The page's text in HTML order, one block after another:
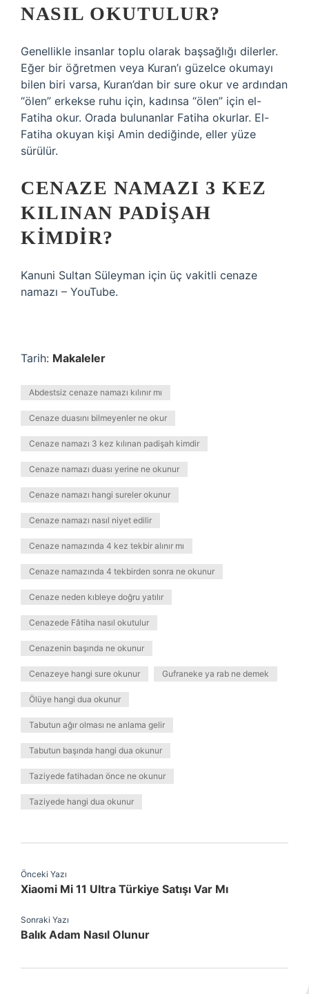
NASIL OKUTULUR?
Genellikle insanlar toplu olarak başsağlığı dilerler.
Eğer bir öğretmen veya Kuran’ı güzelce okumayı
bilen biri varsa, Kuran’dan bir sure okur ve ardından
“ölen” erkekse ruhu için, kadınsa “ölen” için el-
Fatiha okur. Orada bulunanlar Fatiha okurlar. El-
Fatiha okuyan kişi Amin dediğinde, eller yüze
sürülür.
CENAZE NAMAZI 3 KEZ
KILINAN PADIŞAH
KIMDIR?
Kanuni Sultan Süleyman için üç vakitli cenaze
namazı – ​​YouTube.
Tarih: Makaleler
Abdestsiz cenaze namazı kılınır mı
Cenaze duasını bilmeyenler ne okur
Cenaze namazı 3 kez kılınan padişah kimdir
Cenaze namazı duası yerine ne okunur
Cenaze namazı hangi sureler okunur
Cenaze namazı nasıl niyet edilir
Cenaze namazında 4 kez tekbir alınır mı
Cenaze namazında 4 tekbirden sonra ne okunur
Cenaze neden kıbleye doğru yatılır
Cenazede Fâtiha nasıl okutulur
Cenazenin başında ne okunur
Cenazeye hangi sure okunur Gufraneke ya rab ne demek
Ölüye hangi dua okunur
Tabutun ağır olması ne anlama gelir
Tabutun başında hangi dua okunur
Taziyede fatihadan önce ne okunur
Taziyede hangi dua okunur
Önceki Yazı
Xiaomi Mi 11 Ultra Türkiye Satışı Var Mı
Sonraki Yazı
Balık Adam Nasıl Olunur